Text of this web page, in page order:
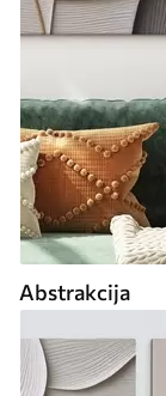
Abstrakcija